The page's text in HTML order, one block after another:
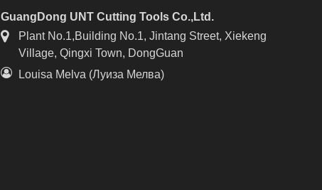
GuangDong UNT Cutting Tools Co.,Ltd.
Plant No.1,Building No.1, Jintang Street, Xiekeng
Village, Qingxi Town, DongGuan
Louisa Melva (Луиза Мелва)